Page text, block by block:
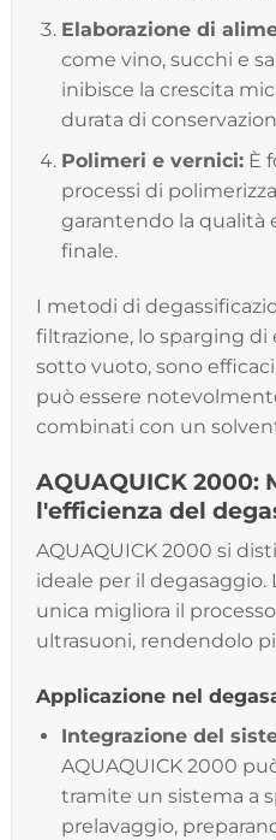
Elaborazione di
come vino, succhi e
inibisce la crescita
durata di
Polimeri e vernici:È
processi di
garantendo la qualità
finale.
I metodi di
filtrazione, lo sparging
sotto vuoto, sono
può essere
combinati con un
AQUAQUICK 2000:
l'efficienza del
AQUAQUICK 2000 si
ideale per il degasaggio.
unica migliora il
ultrasuoni, rendendolo
Applicazione nel
Integrazione del
AQUAQUICK 2000
tramite un sistema a
prelavaggio,